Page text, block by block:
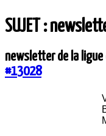
SUJET :
newsletter de la
#13028